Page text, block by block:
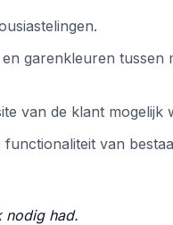
garenkleuren tussen
van de klant mogelijk
van
nodig had.